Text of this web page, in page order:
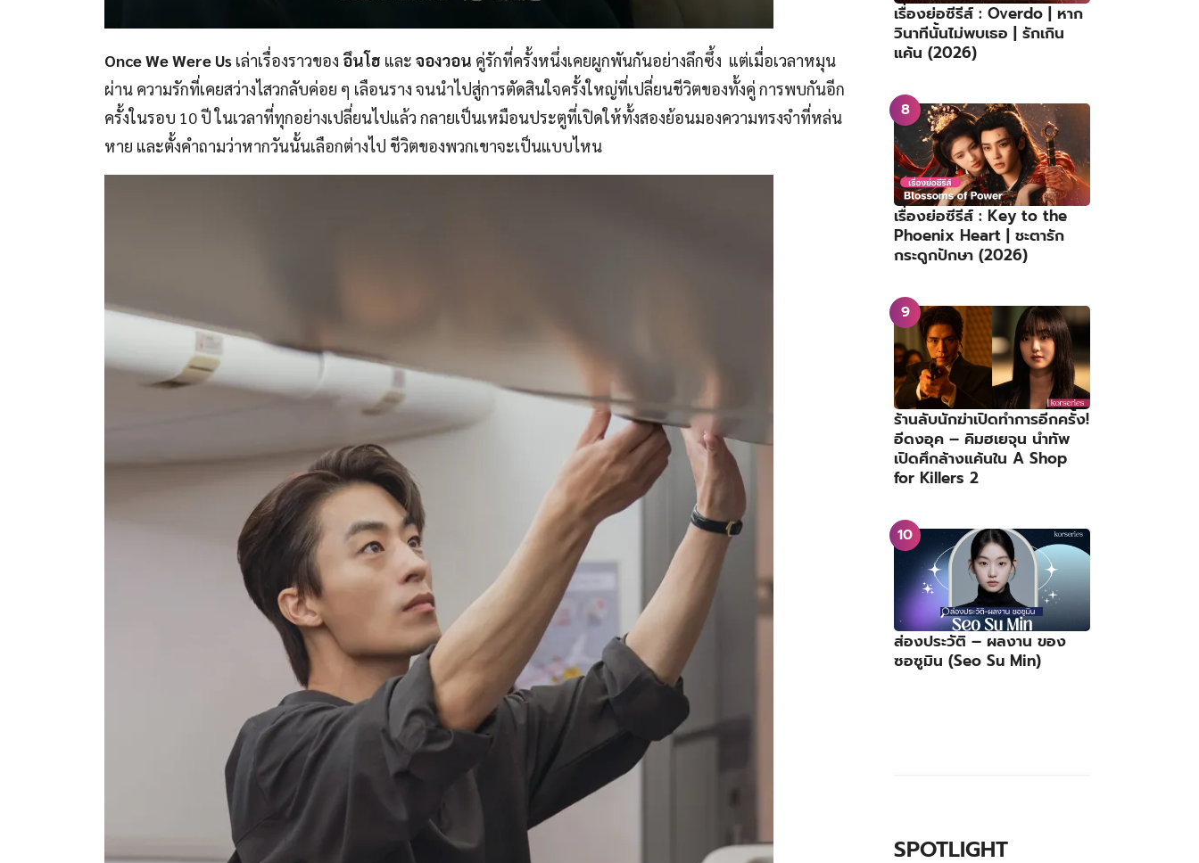
Once We Were Us เล่าเรื่องราวของ อึนโฮ และ จองวอน คู่รักที่ครั้งหนึ่งเคยผูกพันกันอย่างลึกซึ้ง แต่เมื่อเวลาหมุน
ผ่าน ความรักที่เคยสว่างไสวกลับค่อย ๆ เลือนราง จนนำไปสู่การตัดสินใจครั้งใหญ่ที่เปลี่ยนชีวิตของทั้งคู่ การพบกันอีก
ครั้งในรอบ 10 ปี ในเวลาที่ทุกอย่างเปลี่ยนไปแล้ว กลายเป็นเหมือนประตูที่เปิดให้ทั้งสองย้อนมองความทรงจำที่หล่น
หาย และตั้งคำถามว่าหากวันนั้นเลือกต่างไป ชีวิตของพวกเขาจะเป็นแบบไหน
เรื่องย่อซีรีส์ : Overdo | หาก
วินาทีนั้นไม่พบเธอ | รักเกิน
แค้น (2026)
เรื่องย่อซีรีส์ : Key to the
Phoenix Heart | ชะตารัก
กระดูกปักษา (2026)
ร้านลับนักฆ่าเปิดทำการอีกครั้ง!
อีดงอุค – คิมฮเยจุน นำทัพ
เปิดศึกล้างแค้นใน A Shop
for Killers 2
ส่องประวัติ – ผลงาน ของ
ซอซูมิน (Seo Su Min)
SPOTLIGHT